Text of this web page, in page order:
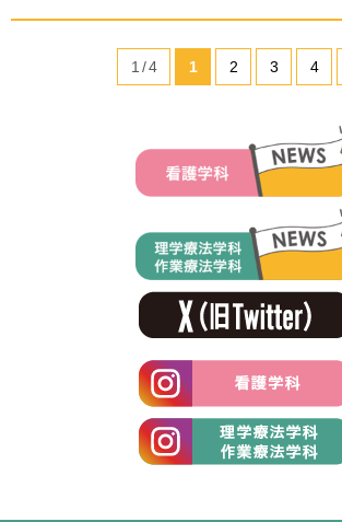
1 / 4 1 2 3 4